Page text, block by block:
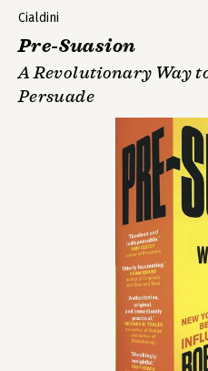
Cialdini
Pre-Suasion
A Revolutionary Way
Persuade